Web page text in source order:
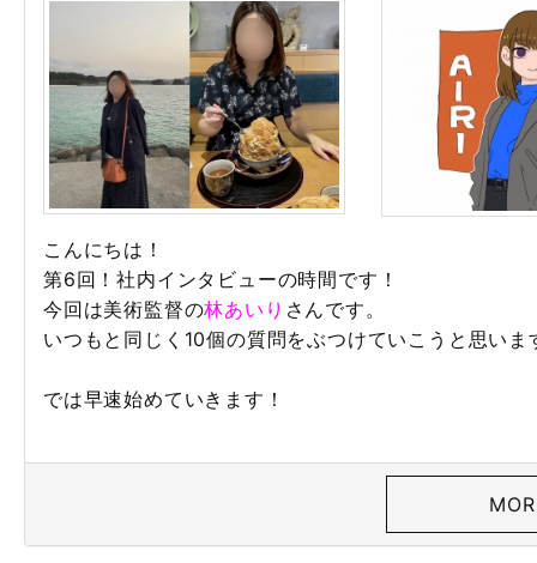
こんにちは！
第6回！社内インタビューの時間です！
今回は美術監督の林あいり さんです。
いつもと同じく10個の質問をぶつけていこうと思いま
では早速始めていきます！